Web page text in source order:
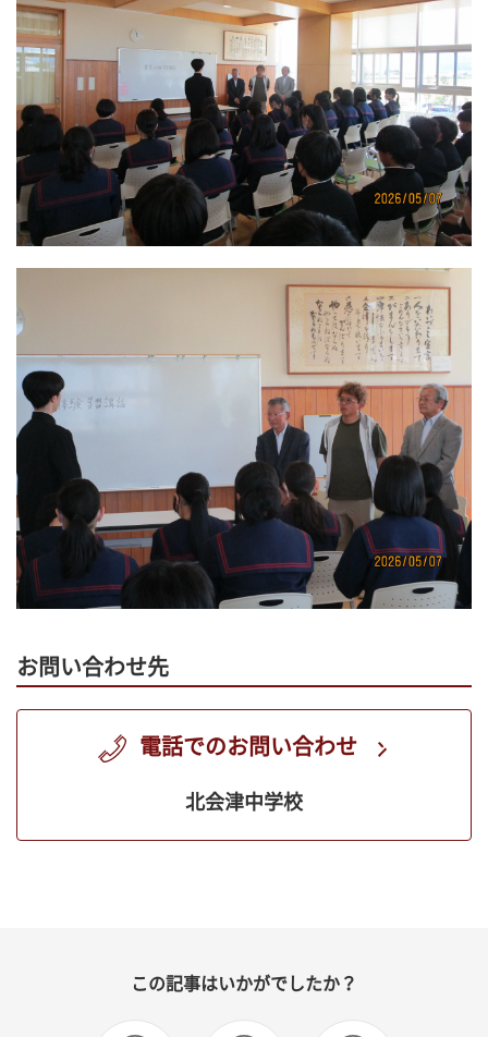
お問い合わせ先
電話でのお問い合わせ
北会津中学校
この記事はいかがでしたか？